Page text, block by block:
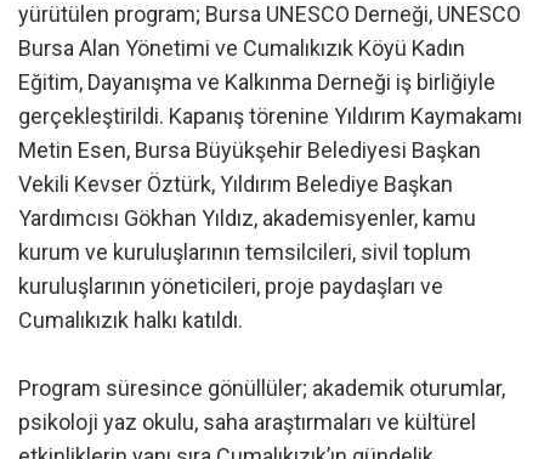
yürütülen program; Bursa UNESCO Derneği, UNESCO
Bursa Alan Yönetimi ve Cumalıkızık Köyü Kadın
Eğitim, Dayanışma ve Kalkınma Derneği iş birliğiyle
gerçekleştirildi. Kapanış törenine Yıldırım Kaymakamı
Metin Esen, Bursa Büyükşehir Belediyesi Başkan
Vekili Kevser Öztürk, Yıldırım Belediye Başkan
Yardımcısı Gökhan Yıldız, akademisyenler, kamu
kurum ve kuruluşlarının temsilcileri, sivil toplum
kuruluşlarının yöneticileri, proje paydaşları ve
Cumalıkızık halkı katıldı.
Program süresince gönüllüler; akademik oturumlar,
psikoloji yaz okulu, saha araştırmaları ve kültürel